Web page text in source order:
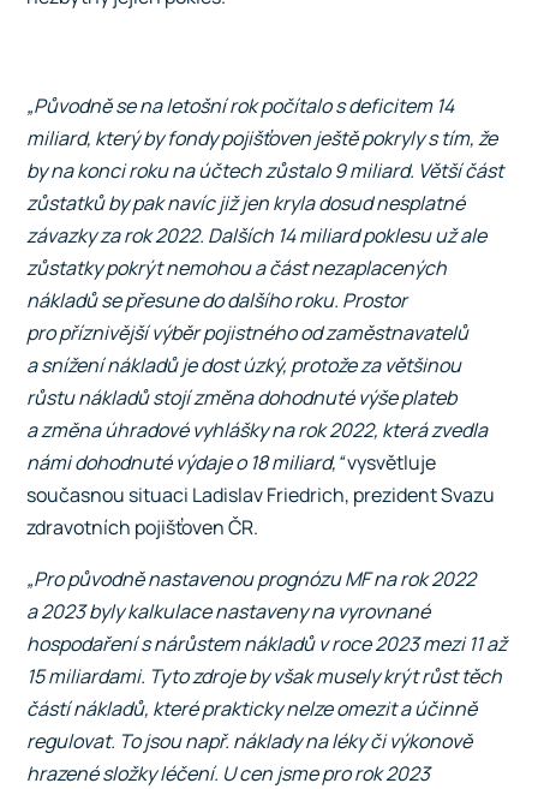
„Původně se na letošní rok počítalo s deficitem 14
miliard, který by fondy pojišťoven ještě pokryly s tím, že
by na konci roku na účtech zůstalo 9 miliard. Větší část
zůstatků by pak navíc již jen kryla dosud nesplatné
závazky za rok 2022. Dalších 14 miliard poklesu už ale
zůstatky pokrýt nemohou a část nezaplacených
nákladů se přesune do dalšího roku. Prostor
pro příznivější výběr pojistného od zaměstnavatelů
a snížení nákladů je dost úzký, protože za většinou
růstu nákladů stojí změna dohodnuté výše plateb
a změna úhradové vyhlášky na rok 2022, která zvedla
námi dohodnuté výdaje o 18 miliard,“vysvětluje
současnou situaci Ladislav Friedrich, prezident Svazu
zdravotních pojišťoven ČR.
„Pro původně nastavenou prognózu MF na rok 2022
a 2023 byly kalkulace nastaveny na vyrovnané
hospodaření s nárůstem nákladů v roce 2023 mezi 11 až
15 miliardami. Tyto zdroje by však musely krýt růst těch
částí nákladů, které prakticky nelze omezit a účinně
regulovat. To jsou např. náklady na léky či výkonově
hrazené složky léčení. U cen jsme pro rok 2023